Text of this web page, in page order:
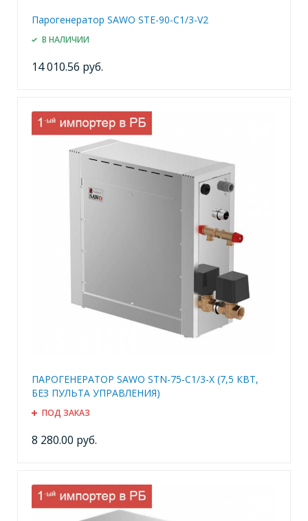
Парогенератор SAWO STE-90-C1/3-V2
В НАЛИЧИИ
14 010.56 руб.
ПАРОГЕНЕРАТОР SAWO STN-75-C1/3-X (7,5 КВТ,
БЕЗ ПУЛЬТА УПРАВЛЕНИЯ)
ПОД ЗАКАЗ
8 280.00 руб.